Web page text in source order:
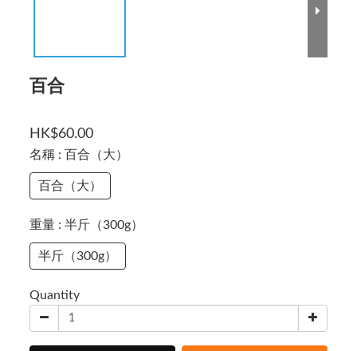
百合
HK$60.00
名稱 : 百合（大）
百合（大）
重量 : 半斤（300g）
半斤（300g）
Quantity